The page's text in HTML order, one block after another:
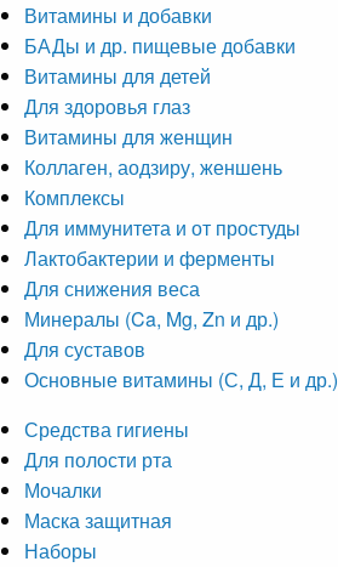
Витамины и добавки
БАДы и др. пищевые добавки
Витамины для детей
Для здоровья глаз
Витамины для женщин
Коллаген, аодзиру, женшень
Комплексы
Для иммунитета и от простуды
Лактобактерии и ферменты
Для снижения веса
Минералы (Ca, Mg, Zn и др.)
Для суставов
Основные витамины (С, Д, Е и др.)
Средства гигиены
Для полости рта
Мочалки
Маска защитная
Наборы